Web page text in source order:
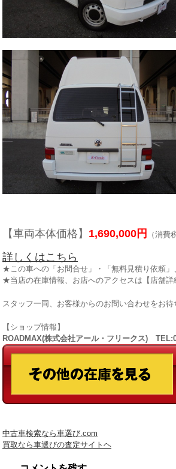
【車両本体価格】 1,690,000円 （消費
詳しくはこちら
★この車への「お問合せ」・「無料見積り依頼
★当店の在庫情報、お店へのアクセスは【店舗詳
スタッフ一同、お客様からのお問い合わせをお待
【ショップ情報】
ROADMAX(株式会社アール・フリークス)
中古車検索なら車選び.com
買取なら車選びの査定サイトヘ